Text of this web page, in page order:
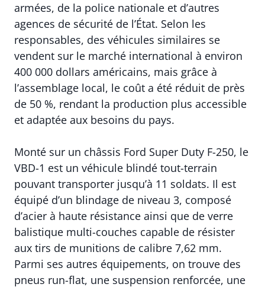
armées, de la police nationale et d’autres
agences de sécurité de l’État. Selon les
responsables, des véhicules similaires se
vendent sur le marché international à environ
400 000 dollars américains, mais grâce à
l’assemblage local, le coût a été réduit de près
de 50 %, rendant la production plus accessible
et adaptée aux besoins du pays.
Monté sur un châssis Ford Super Duty F-250, le
VBD-1 est un véhicule blindé tout-terrain
pouvant transporter jusqu’à 11 soldats. Il est
équipé d’un blindage de niveau 3, composé
d’acier à haute résistance ainsi que de verre
balistique multi-couches capable de résister
aux tirs de munitions de calibre 7,62 mm.
Parmi ses autres équipements, on trouve des
pneus run-flat, une suspension renforcée, une